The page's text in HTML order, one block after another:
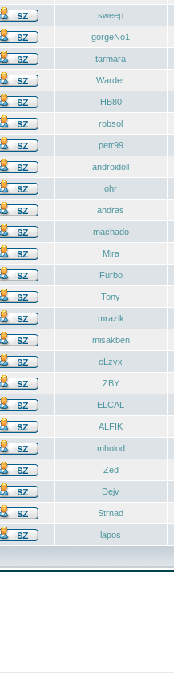
sweep
gorgeNo1
tarmara
Warder
HB80
robsol
petr99
androidoll
ohr
andras
machado
Mira
Furbo
Tony
mrazik
misakben
eLzyx
ZBY
ELCAL
ALFIK
mholod
Zed
Dejv
Strnad
lapos